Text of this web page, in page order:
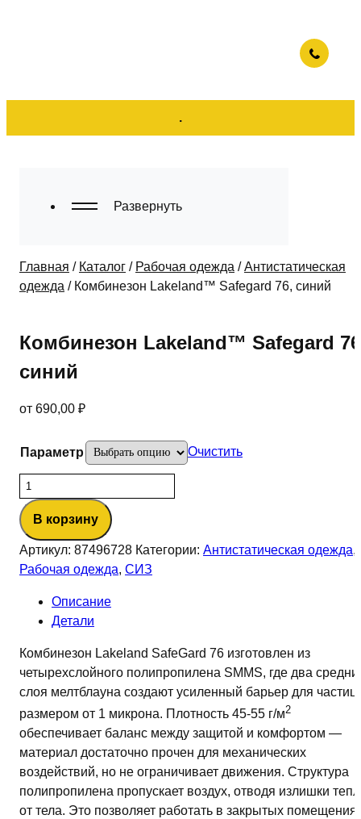
.
Главная / Каталог / Рабочая одежда /Антистатическая
одежда / Комбинезон Lakeland™ Safegard 76, синий
Комбинезон Lakeland™ Safegard
синий
от 690,00 ₽
Параметр Очистить
Количество
товара
Комбинезон
Lakeland™
Safegard
76,
синий
В корзину
Артикул: 87496728 Категории: Антистатическая одежда,
Рабочая одежда, СИЗ
Описание
Детали
Комбинезон Lakeland SafeGard 76 изготовлен из
четырехслойного полипропилена SMMS, где два
слоя мелтблауна создают усиленный барьер для частиц
размером от 1 микрона. Плотность 45-55 г/м2
обеспечивает баланс между защитой и комфортом —
материал достаточно прочен для механических
воздействий, но не ограничивает движения. Структура
полипропилена пропускает воздух, отводя излишки
от тела. Это позволяет работать в закрытых
Развернуть